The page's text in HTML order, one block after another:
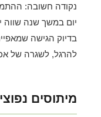
נקודה חשובה:
יום במשך שנה שווה
בדיוק הגישה
להרגל, לשגרה של
מיתוסים